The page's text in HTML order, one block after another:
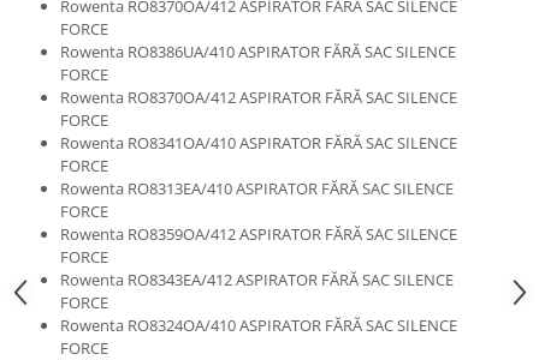
Accesorii aparate hair styling
Aparate & Accesorii ingrijire
personala
Aparate cosmetice
Articole Sanatate si Wellness
Consumabile sanitare
Cosmetice si produse ingrijire
personala
Igiena dentara
Jucarii, Copii & Bebe
Camera copilului
Hrana bebelusi
Rowenta RO8370OA/412 ASPIRATOR FĂRĂ SAC SILENCE
FORCE
Rowenta RO8386UA/410 ASPIRATOR FĂRĂ SAC SILENCE
FORCE
Rowenta RO8370OA/412 ASPIRATOR FĂRĂ SAC SILENCE
FORCE
Rowenta RO8341OA/410 ASPIRATOR FĂRĂ SAC SILENCE
FORCE
Rowenta RO8313EA/410 ASPIRATOR FĂRĂ SAC SILENCE
FORCE
Rowenta RO8359OA/412 ASPIRATOR FĂRĂ SAC SILENCE
FORCE
Rowenta RO8343EA/412 ASPIRATOR FĂRĂ SAC SILENCE
FORCE
Rowenta RO8324OA/410 ASPIRATOR FĂRĂ SAC SILENCE
FORCE